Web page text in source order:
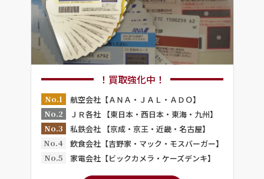
！買取強化中！
No.1
航空会社【ＡＮＡ・ＪＡＬ・ＡＤＯ】
No.2
ＪＲ各社 【東日本・西日本・東海・九州】
No.3
私鉄会社 【京成・京王・近畿・名古屋】
No.4
飲食会社【吉野家・マック・モスバーガー】
No.5
家電会社【ビックカメラ・ケーズデンキ】